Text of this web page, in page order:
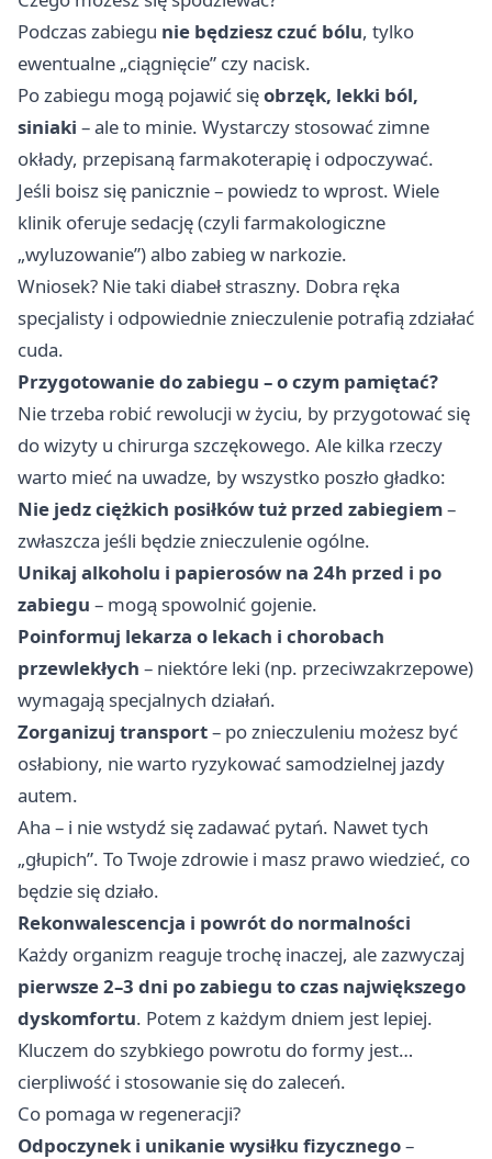
Podczas zabiegu nie będziesz czuć bólu, tylko
ewentualne „ciągnięcie” czy nacisk.
Po zabiegu mogą pojawić sięobrzęk, lekki ból,
siniaki – ale to minie. Wystarczy stosować zimne
okłady, przepisaną farmakoterapię i odpoczywać.
Jeśli boisz się panicznie – powiedz to wprost. Wiele
klinik oferuje sedację (czyli farmakologiczne
„wyluzowanie”) albo zabieg w narkozie.
Wniosek? Nie taki diabeł straszny. Dobra ręka
specjalisty i odpowiednie znieczulenie potrafią zdziałać
cuda.
Przygotowanie do zabiegu – o czym pamiętać?
Nie trzeba robić rewolucji w życiu, by przygotować się
do wizyty u chirurga szczękowego. Ale kilka rzeczy
warto mieć na uwadze, by wszystko poszło gładko:
Nie jedz ciężkich posiłków tuż przed zabiegiem–
zwłaszcza jeśli będzie znieczulenie ogólne.
Unikaj alkoholu i papierosów na 24h przed i po
zabiegu – mogą spowolnić gojenie.
Poinformuj lekarza o lekach i chorobach
przewlekłych – niektóre leki (np. przeciwzakrzepowe)
wymagają specjalnych działań.
Zorganizuj transport– po znieczuleniu możesz być
osłabiony, nie warto ryzykować samodzielnej jazdy
autem.
Aha – i nie wstydź się zadawać pytań. Nawet tych
„głupich”. To Twoje zdrowie i masz prawo wiedzieć, co
będzie się działo.
Rekonwalescencja i powrót do normalności
Każdy organizm reaguje trochę inaczej, ale zazwyczaj
pierwsze 2–3 dni po zabiegu to czas największego
dyskomfortu. Potem z każdym dniem jest lepiej.
Kluczem do szybkiego powrotu do formy jest…
cierpliwość i stosowanie się do zaleceń.
Co pomaga w regeneracji?
Odpoczynek i unikanie wysiłku fizycznego–